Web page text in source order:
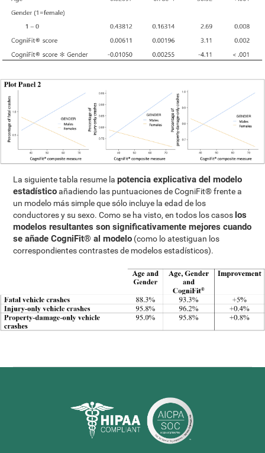
La siguiente tabla resume lapotencia explicativa del modelo
estadísticoañadiendo las puntuaciones de CogniFit® frente a
un modelo más simple que sólo incluye la edad de los
conductores y su sexo. Como se ha visto, en todos los casos los
modelos resultantes son significativamente mejores cuando
se añade CogniFit® al modelo (como lo atestiguan los
correspondientes contrastes de modelos estadísticos).